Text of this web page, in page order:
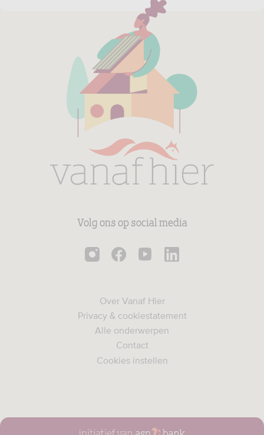
Volg ons op social media
Over Vanaf Hier
Privacy & cookiestatement
Alle onderwerpen
Contact
Cookies instellen